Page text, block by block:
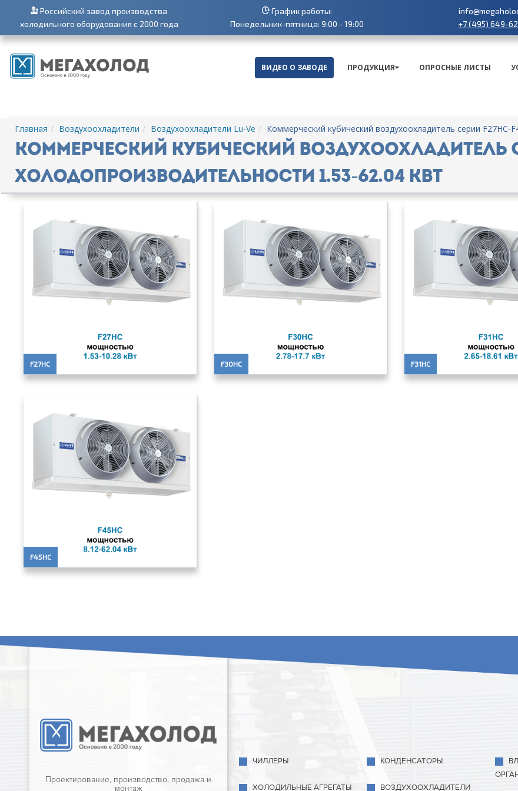
Российский завод производства
холодильного оборудования с 2000 года
График работы:
Понедельник-пятница: 9:00 - 19:00
+7 (495) 649-
ВИДЕО О ЗАВОДЕ ПРОДУКЦИЯ ОПРОСНЫЕ ЛИСТЫ
Главная Воздухоохладители Воздухоохладители Lu-Ve Коммерческий кубический воздухоохладитель серии
Коммерческий кубический воздухоохладитель
холодопроизводительности 1.53-62.04 кВт
F27HC F30HC F31HC
F45HC
Проектирование, производство, продажа и
монтаж
ЧИЛЛЕРЫ
ХОЛОДИЛЬНЫЕ АГРЕГАТЫ
КОНДЕНСАТОРЫ
ВОЗДУХООХЛАДИТЕЛИ